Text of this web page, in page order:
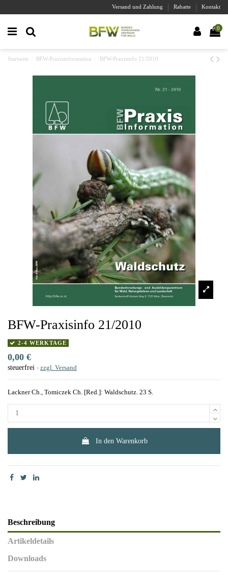
Versand und Zahlung Rabatte Kontakt
0
Startseite BFW-Praxisinformation BFW-Praxisinfo 21/2010
BFW-Praxisinfo 21/2010
2-4 WERKTAGE
0,00 €
steuerfrei zzgl. Versand
Lackner Ch., Tomiczek Ch. [Red.]: Waldschutz. 23 S.
In den Warenkorb
Beschreibung
Artikeldetails
Downloads